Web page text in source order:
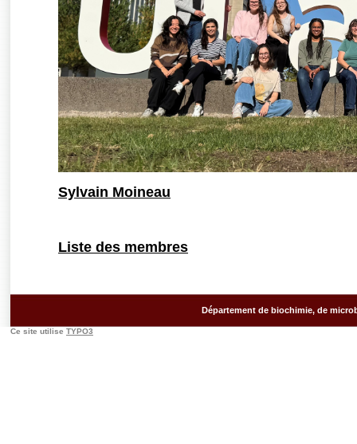
Sylvain Moineau
Liste des membres
Département de biochimie, de
Ce site utilise TYPO3